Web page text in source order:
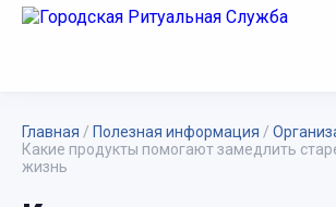
Главная / Полезная информация /
Какие продукты помогают замедлить
жизнь